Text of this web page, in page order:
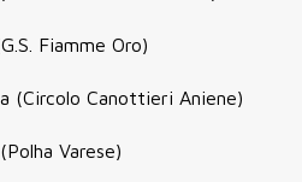
Fiamme Oro)
(Circolo Canottieri Aniene)
Varese)